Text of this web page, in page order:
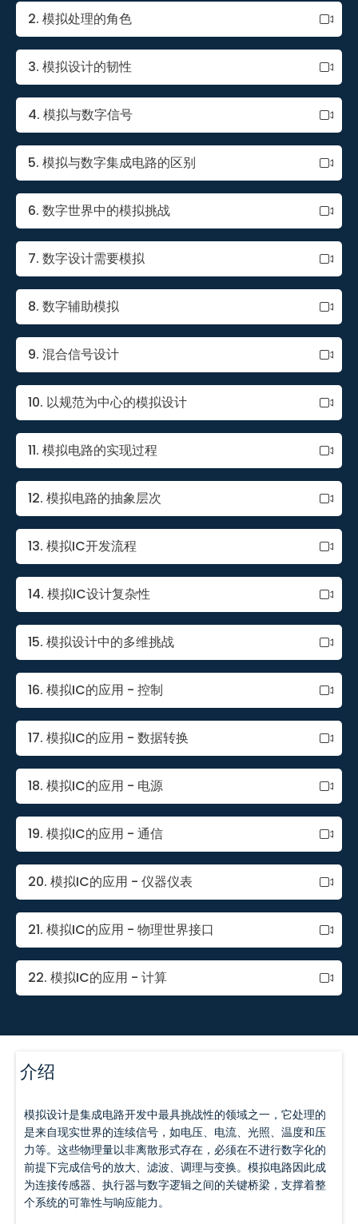
2. 模拟处理的角色
3. 模拟设计的韧性
4. 模拟与数字信号
5. 模拟与数字集成电路的区别
6. 数字世界中的模拟挑战
7. 数字设计需要模拟
8. 数字辅助模拟
9. 混合信号设计
10. 以规范为中心的模拟设计
11. 模拟电路的实现过程
12. 模拟电路的抽象层次
13. 模拟IC开发流程
14. 模拟IC设计复杂性
15. 模拟设计中的多维挑战
16. 模拟IC的应用 - 控制
17. 模拟IC的应用 - 数据转换
18. 模拟IC的应用 - 电源
19. 模拟IC的应用 - 通信
20. 模拟IC的应用 - 仪器仪表
21. 模拟IC的应用 - 物理世界接口
22. 模拟IC的应用 - 计算
介绍
模拟设计是集成电路开发中最具挑战性的领域之一，它处理的
是来自现实世界的连续信号，如电压、电流、光照、温度和压
力等。这些物理量以非离散形式存在，必须在不进行数字化的
前提下完成信号的放大、滤波、调理与变换。模拟电路因此成
为连接传感器、执行器与数字逻辑之间的关键桥梁，支撑着整
个系统的可靠性与响应能力。